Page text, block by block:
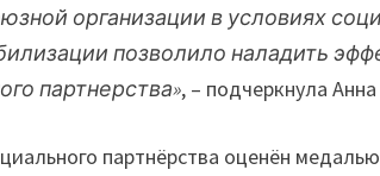
организации в условиях
позволило наладить
партнерства», – подчеркнула
партнёрства оценён